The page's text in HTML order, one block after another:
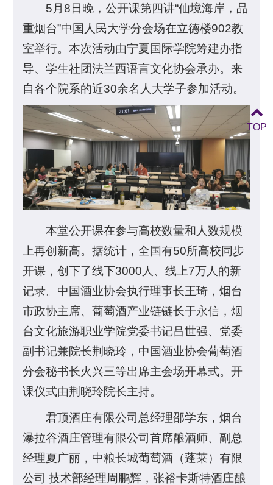
5月8日晚，公开课第四讲“仙境海岸，品
重烟台”中国人民大学分会场在立德楼902教
室举行。本次活动由宁夏国际学院筹建办指
导、学生社团法兰西语言文化协会承办。来
自各个院系的近30余名人大学子参加活动。
本堂公开课在参与高校数量和人数规模
上再创新高。据统计，全国有50所高校同步
开课，创下了线下3000人、线上7万人的新
记录。中国酒业协会执行理事长王琦，烟台
市政协主席、葡萄酒产业链链长于永信，烟
台文化旅游职业学院党委书记吕世强、党委
副书记兼院长荆晓玲，中国酒业协会葡萄酒
分会秘书长火兴三等出席主会场开幕式。开
课仪式由荆晓玲院长主持。
君顶酒庄有限公司总经理邵学东，烟台
瀑拉谷酒庄管理有限公司首席酿酒师、副总
经理夏广丽，中粮长城葡萄酒（蓬莱）有限
公司 技术部经理周鹏辉，张裕卡斯特酒庄酿
TOP